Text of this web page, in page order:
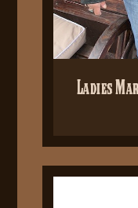
Ladies